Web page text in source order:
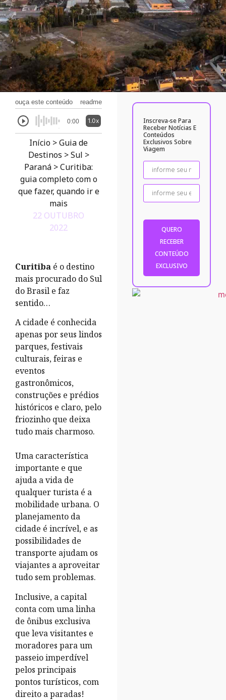
ouça este conteúdo readme
0:00 1.0x
Início >Guia de
Destinos >Sul >
Paraná >Curitiba:
guia completo com o
que fazer, quando ir e
mais
22 OUTUBRO
2022
Curitiba é o destino
mais procurado do Sul
do Brasil e faz
sentido…
A cidade é conhecida
apenas por seus lindos
parques, festivais
culturais, feiras e
eventos
gastronômicos,
construções e prédios
históricos e claro, pelo
friozinho que deixa
tudo mais charmoso.
Uma característica
importante e que
ajuda a vida de
qualquer turista é a
mobilidade urbana. O
planejamento da
cidade é incrível, e as
possibilidades de
transporte ajudam os
viajantes a aproveitar
tudo sem problemas.
Inclusive, a capital
conta com uma linha
de ônibus exclusiva
que leva visitantes e
moradores para um
passeio imperdível
pelos principais
pontos turísticos, com
direito a paradas!
Inscreva-se Para
Receber Notícias E
Conteúdos
Exclusivos Sobre
Viagem